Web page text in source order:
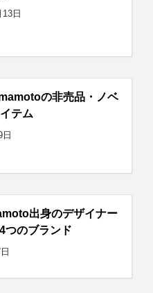
日
の非売品・ノベ
テム
出身のデザイナー
つのブランド